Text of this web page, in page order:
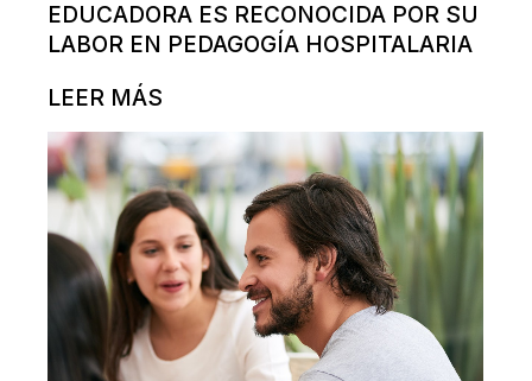
EDUCADORA ES RECONOCIDA POR SU
LABOR EN PEDAGOGÍA HOSPITALARIA
LEER MÁS